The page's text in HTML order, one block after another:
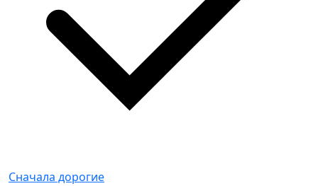
Сначала дорогие